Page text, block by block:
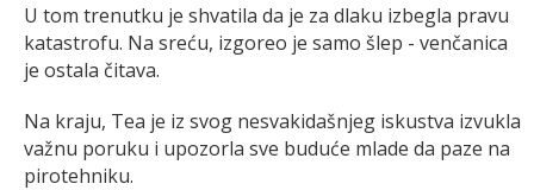
U tom trenutku je shvatila da je za dlaku izbegla pravu
katastrofu. Na sreću, izgoreo je samo šlep - venčanica
je ostala čitava.
Na kraju, Tea je iz svog nesvakidašnjeg iskustva izvukla
važnu poruku i upozorla sve buduće mlade da paze na
pirotehniku.